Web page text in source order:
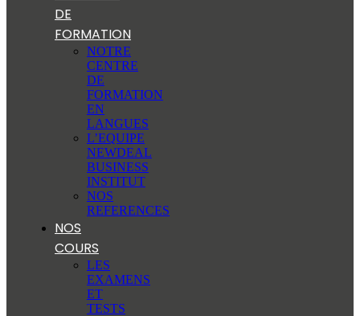
DE
FORMATION
NOTRE
CENTRE
DE
FORMATION
EN
LANGUES
L’EQUIPE
NEWDEAL
BUSINESS
INSTITUT
NOS
REFERENCES
NOS
COURS
LES
EXAMENS
ET
TESTS